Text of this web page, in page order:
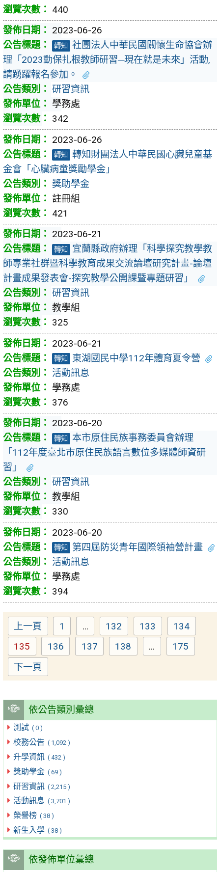
依公告類別彙總
測試 ( 0 )
校務公告 ( 1,092 )
升學資訊 ( 432 )
獎助學金 ( 69 )
研習資訊 ( 2,215 )
活動訊息 ( 3,701 )
榮譽榜 ( 38 )
新生入學 ( 38 )
依發佈單位彙總
440
2023-06-26
轉知
社團法人中華民國關懷生命協會辦
理「2023動保扎根教師研習─現在就是未來」活動,
請踴躍報名參加。
研習資訊
學務處
342
2023-06-26
轉知
轉知財團法人中華民國心臟兒童基
金會「心臟病童獎勵學金」
獎助學金
註冊組
421
2023-06-21
轉知
宜蘭縣政府辦理「科學探究教學教
師專業社群暨科學教育成果交流論壇研究計畫-論壇
計畫成果發表會-探究教學公開課暨專題研習」
研習資訊
教學組
325
2023-06-21
轉知
東湖國民中學112年體育夏令營
活動訊息
學務處
376
2023-06-20
轉知
本市原住民族事務委員會辦理
「112年度臺北市原住民族語言數位多媒體師資研
習」
研習資訊
教學組
330
2023-06-20
轉知
第四屆防災青年國際領袖營計畫
活動訊息
學務處
394
上一頁 Page
1 ... Page
132 Page
133 Page
134
Page
135 Page
136 Page
137 Page
138 ... Page
175
下一頁